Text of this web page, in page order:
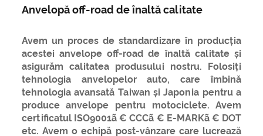
Anvelopă off-road de înaltă calitate
Avem un proces de standardizare în producția
acestei anvelope off-road de înaltă calitate și
asigurăm calitatea produsului nostru. Folosiți
tehnologia anvelopelor auto, care îmbină
tehnologia avansată Taiwan și Japonia pentru a
produce anvelope pentru motociclete. Avem
certificatul ISO9001ã € CCCã € E-MARKã € DOT
etc. Avem o echipă post-vânzare care lucrează